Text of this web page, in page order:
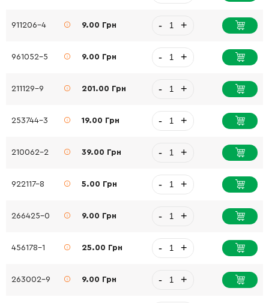
911206-4 9.00 Грн - +
961052-5 9.00 Грн - +
211129-9 201.00 Грн - +
253744-3 19.00 Грн - +
210062-2 39.00 Грн - +
922117-8 5.00 Грн - +
266425-0 9.00 Грн - +
456178-1 25.00 Грн - +
263002-9 9.00 Грн - +